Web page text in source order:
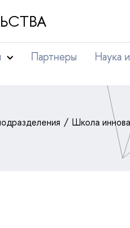
Партнеры Наука
Школа